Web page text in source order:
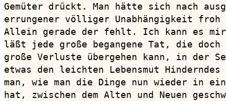
Gemüter drückt. Man hätte sich nach
errungener völliger Unabhängigkeit froh
Allein gerade der fehlt. Ich kann es
läßt jede große begangene Tat, die
große Verluste übergehen kann, in der
etwas den leichten Lebensmut
man, wie man die Dinge nun wieder in
hat, zwischen dem Alten und Neuen